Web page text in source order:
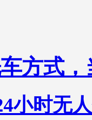
方式
小时无